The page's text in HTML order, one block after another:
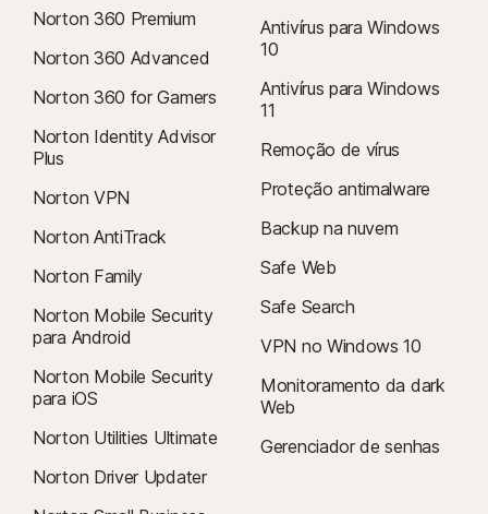
Norton 360 Premium
Norton 360 Advanced
Norton 360 for Gamers
Norton Identity Advisor
Plus
Norton VPN
Norton AntiTrack
Norton Family
Norton Mobile Security
para Android
Norton Mobile Security
para iOS
Norton Utilities Ultimate
Norton Driver Updater
Antivírus para Windows
10
Antivírus para Windows
11
Remoção de vírus
Proteção antimalware
Backup na nuvem
Safe Web
Safe Search
VPN no Windows 10
Monitoramento da dark
Web
Gerenciador de senhas